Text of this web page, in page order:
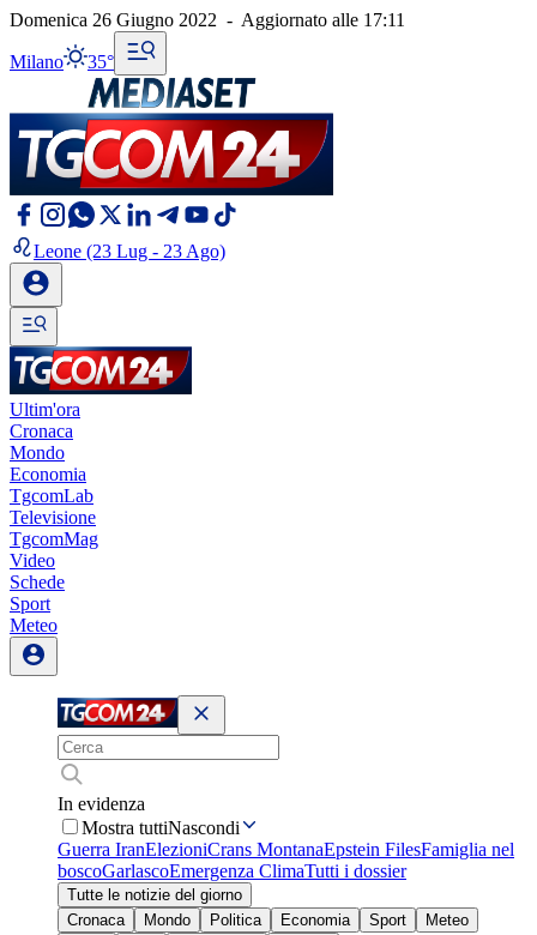
Domenica 26 Giugno 2022 - Aggiornato alle 17:11
Milano 35°
Leone (23 Lug - 23 Ago)
Ultim'ora
Cronaca
Mondo
Economia
TgcomLab
Televisione
TgcomMag
Video
Schede
Sport
Meteo
In evidenza
Mostra tuttiNascondi
Guerra IranElezioniCrans MontanaEpstein FilesFamiglia nel
boscoGarlascoEmergenza ClimaTutti i dossier
Tutte le notizie del giorno
Cronaca
Mondo Politica Economia Sport
Meteo